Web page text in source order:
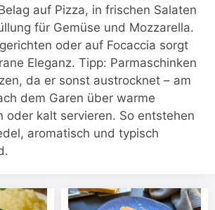
auf Pizza, in frischen Salaten
für Gemüse und Mozzarella.
oder auf Focaccia sorgt
Eleganz. Tipp: Parmaschinken
da er sonst austrocknet – am
dem Garen über warme
oder kalt servieren. So entstehen
aromatisch und typisch